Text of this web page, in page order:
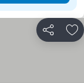
Zdieľať